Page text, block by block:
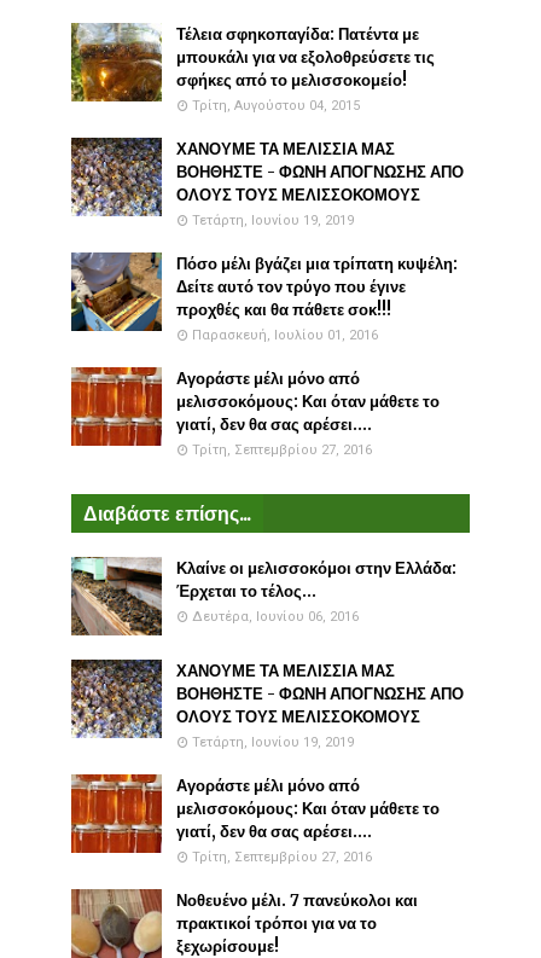
Τέλεια σφηκοπαγίδα: Πατέντα με
μπουκάλι για να εξολοθρεύσετε τις
σφήκες από το μελισσοκομείο!
Τρίτη, Αυγούστου 04, 2015
ΧΑΝΟΥΜΕ ΤΑ ΜΕΛΙΣΣΙΑ ΜΑΣ
ΒΟΗΘΗΣΤΕ - ΦΩΝΗ ΑΠΟΓΝΩΣΗΣ ΑΠΟ
ΟΛΟΥΣ ΤΟΥΣ ΜΕΛΙΣΣΟΚΟΜΟΥΣ
Τετάρτη, Ιουνίου 19, 2019
Πόσο μέλι βγάζει μια τρίπατη κυψέλη:
Δείτε αυτό τον τρύγο που έγινε
προχθές και θα πάθετε σοκ!!!
Παρασκευή, Ιουλίου 01, 2016
Αγοράστε μέλι μόνο από
μελισσοκόμους: Και όταν μάθετε το
γιατί, δεν θα σας αρέσει....
Τρίτη, Σεπτεμβρίου 27, 2016
Διαβάστε επίσης...
Κλαίνε οι μελισσοκόμοι στην Ελλάδα:
Έρχεται το τέλος...
Δευτέρα, Ιουνίου 06, 2016
ΧΑΝΟΥΜΕ ΤΑ ΜΕΛΙΣΣΙΑ ΜΑΣ
ΒΟΗΘΗΣΤΕ - ΦΩΝΗ ΑΠΟΓΝΩΣΗΣ ΑΠΟ
ΟΛΟΥΣ ΤΟΥΣ ΜΕΛΙΣΣΟΚΟΜΟΥΣ
Τετάρτη, Ιουνίου 19, 2019
Αγοράστε μέλι μόνο από
μελισσοκόμους: Και όταν μάθετε το
γιατί, δεν θα σας αρέσει....
Τρίτη, Σεπτεμβρίου 27, 2016
Νοθευένο μέλι. 7 πανεύκολοι και
πρακτικοί τρόποι για να το
ξεχωρίσουμε!